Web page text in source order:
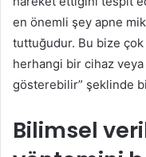
en önemli şey apne
tuttuğudur. Bu bize
herhangi bir cihaz
gösterebilir” şeklinde
Bilimsel